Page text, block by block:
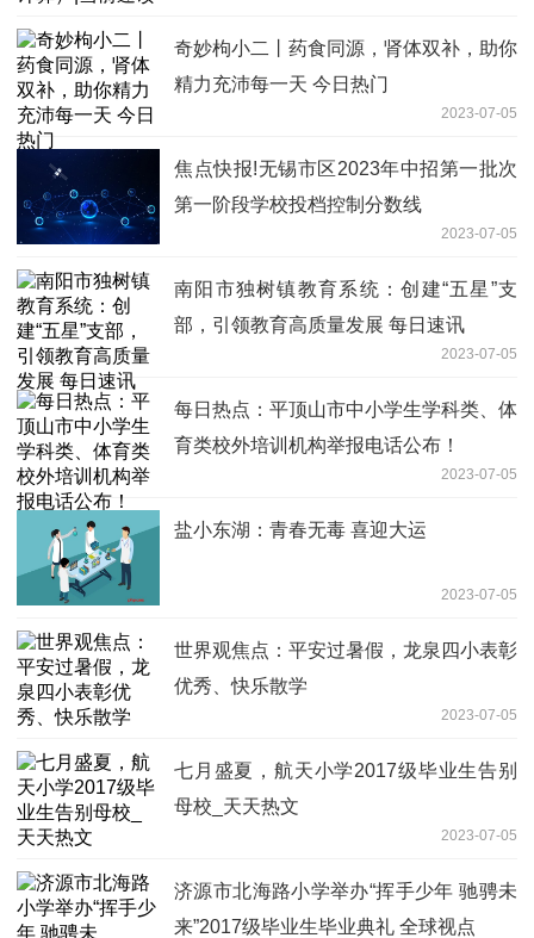
奇妙枸小二丨药食同源，肾体双补，助你
精力充沛每一天 今日热门
2023-07-05
焦点快报!无锡市区2023年中招第一批次
第一阶段学校投档控制分数线
2023-07-05
南阳市独树镇教育系统：创建“五星”支
部，引领教育高质量发展 每日速讯
2023-07-05
每日热点：平顶山市中小学生学科类、体
育类校外培训机构举报电话公布！
2023-07-05
盐小东湖：青春无毒 喜迎大运
2023-07-05
世界观焦点：平安过暑假，龙泉四小表彰
优秀、快乐散学
2023-07-05
七月盛夏，航天小学2017级毕业生告别
母校_天天热文
2023-07-05
济源市北海路小学举办“挥手少年 驰骋未
来”2017级毕业生毕业典礼 全球视点